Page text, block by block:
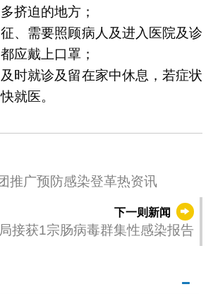
挤迫的地方；
、需要照顾病人及进入医院及诊
应戴上口罩；
时就诊及留在家中休息，若症状
就医。
推广预防感染登革热资讯
下一则新闻
接获1宗肠病毒群集性感染报告